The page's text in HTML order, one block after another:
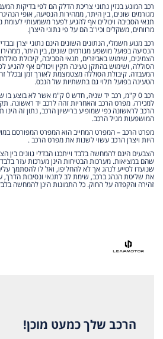
רכב המונע בנזין נתוני צריכת הדלק הם לפי בדיקות
מגורמים שונים, בין היתר, ממהירות הנסיעה, אופי
תנאי הסביבה ויכולים אף להגיע לפער משמעותי לעומת
מרווחים, משקלים וכיו"ב הם על פי נתוני היצרן.
רכב מנוע חשמלי, הנתונים השונים הינם נתוני יצרן
הנסיעה בפועל מושפע מגורמים שונים, בין היתר,
הצמיגים, שימוש באביזרים, תנאי הסביבה, קיבולת
הסוללה, ושימוש בהתקן טעינה תקין ויכולים אף להגיע
המעבדה. קיבולת הסוללה מצטמצמת לאורך זמן ובכלל
הטעינה בפועל תלוי גם בתשתיות של הנכס.
רכב 0 ק"מ, רכב יד שניה, חדש 0 ק"מ
למכירה. מפרט הרכב והאחריות זהה לרכב יד ראשונה.
הרכב לראשונה כפי שמופיע ברישיון הרכב, נתון זה
המושפעות מגיל הרכב.
מפרט הרכב – המפרט המחייב הוא המפרט המפורסם
היות ויצרן הרכב עשוי לשנות את מפרט הרכב .
הצבעים הינם להמחשה בלבד וייתכנו הבדלי גוונים בין
שהם במציאות. מערכות הבטיחות הינן מערכות עזר
שנועדו לסייע לנהג אך לא להחליפו, ואל לו להסתמך
את שליטת הנהג ברכב, שימת לב לתנאי ונסיבות הדרך,
זהירה והקפדה על החוק. כל התמונות הינן להמחשה
הרכב שלך כמעט מוכן!